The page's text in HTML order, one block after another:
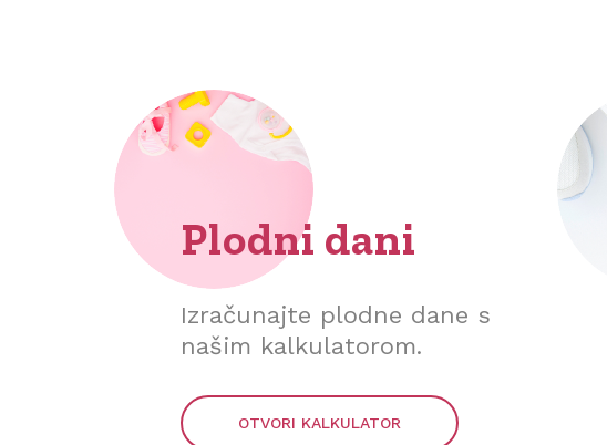
Plodni dani
Izračunajte plodne dane s
našim kalkulatorom.
OTVORI KALKULATOR